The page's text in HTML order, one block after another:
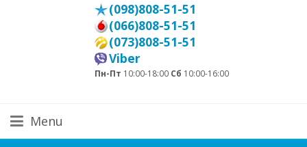
(098)808-51-51
(066)808-51-51
(073)808-51-51
Viber
Пн-Пт 10:00-18:00 Сб 10:00-16:00
Menu